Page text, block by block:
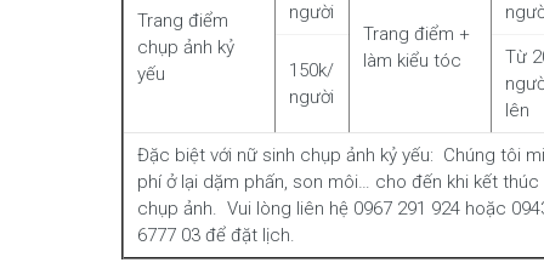
Trang điểm
chụp ảnh kỷ
yếu
người
Trang điểm +
làm kiểu tóc
150k/
người
Từ
lên
Đặc biệt với nữ sinh chụp ảnh kỷ yếu: Chúng tôi
phí ở lại dặm phấn, son môi… cho đến khi kết thúc
chụp ảnh. Vui lòng liên hệ 0967 291 924 hoặc
6777 03 để đặt lịch.